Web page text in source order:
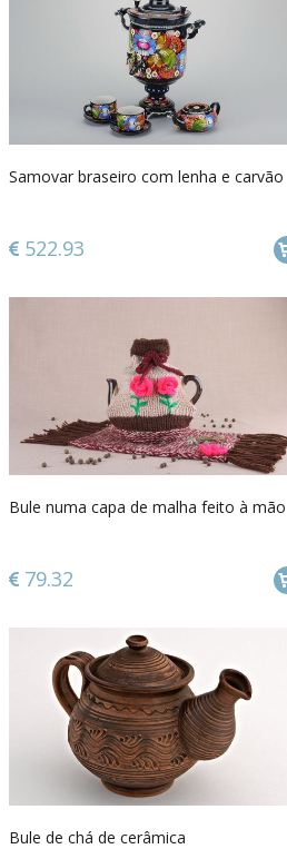
Samovar braseiro com lenha e carvão
522.93
Bule numa capa de malha feito à mão
79.32
Bule de chá de cerâmica